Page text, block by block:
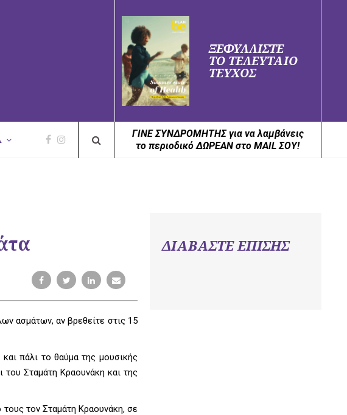
ΞΕΦΥΛΛΙΣΤΕ
ΤΟ ΤΕΛΕΥΤΑΙΟ
ΤΕΥΧΟΣ
ΓΙΝΕ ΣΥΝΔΡΟΜΗΤΗΣ για να λαμβάνεις
το περιοδικό ΔΩΡΕΑΝ στο MAIL ΣΟΥ!
ασμάτων, αν βρεθείτε στις 15
πάλι το θαύμα της μουσικής
Σταμάτη Κραουνάκη και της
τους τον Σταμάτη Κραουνάκη, σε
ΔΙΑΒΑΣΤΕ ΕΠΙΣΗΣ